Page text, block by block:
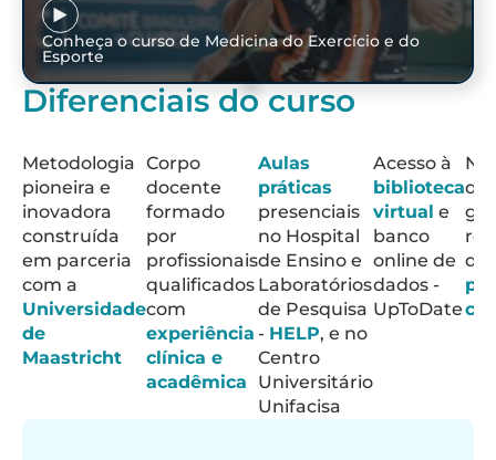
Conheça o curso de Medicina do Exercício e do
Esporte
Conheça a
metodologia
da Pós
Médica na
UNIFACISA
com o
Diretor da
Faculdade
de Medicina
da
UNIFACISA,
Conheça o
curso de Pós-
graduação
em Medicina
do Exercício
e do Esporte
com seu
coordenador,
Dr. Diogo
Vilar.
Diferenciais do curso
Metodologia
pioneira e
inovadora
construída
em parceria
com a
Universidade
de
Maastricht
Corpo
docente
formado
por
profissionais
qualificados
com
experiência
clínica e
acadêmica
Aulas
práticas
presenciais
no Hospital
de Ensino e
Laboratórios
de Pesquisa
- HELP, e no
Centro
Universitário
Unifacisa
Acesso à
biblioteca
virtual e
banco
online de
dados -
UpToDate